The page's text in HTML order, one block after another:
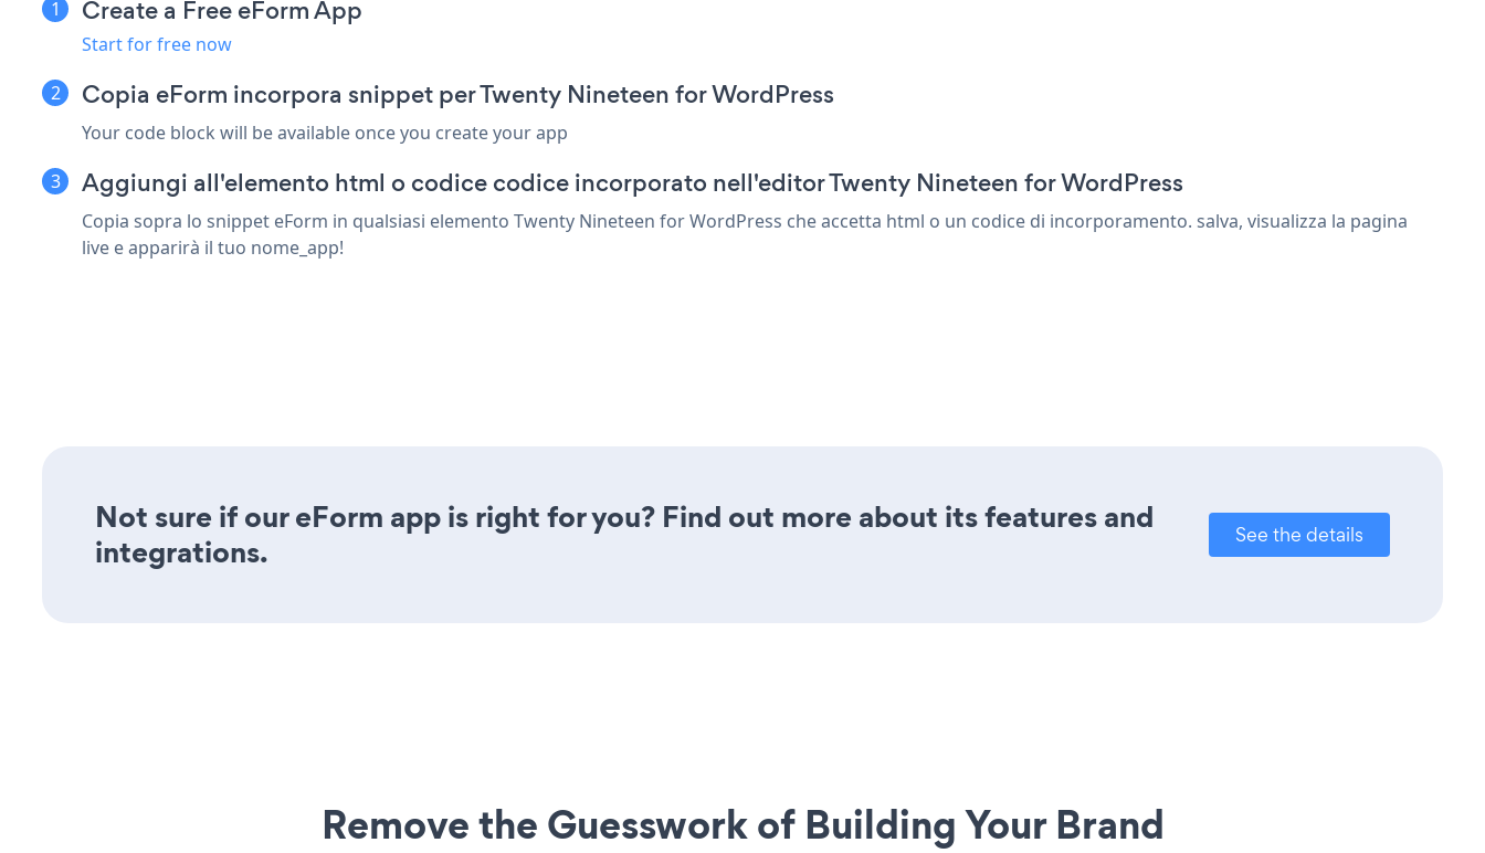
Create a Free eForm App
Start for free now
Copia eForm incorpora snippet per Twenty Nineteen for WordPress
Your code block will be available once you create your app
Aggiungi all'elemento html o codice codice incorporato nell'editor Twenty Nineteen for WordPress
Copia sopra lo snippet eForm in qualsiasi elemento Twenty Nineteen for WordPress che accetta html o un codice di incorporamento. salva, visualizza la pagina
live e apparirà il tuo nome_app!
Not sure if our eForm app is right for you? Find out more about its features and
integrations.
See the details
Remove the Guesswork of Building Your Brand